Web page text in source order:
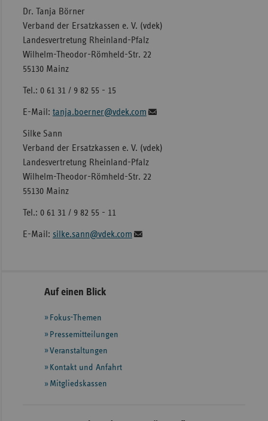
Dr. Tanja Börner
Verband der Ersatzkassen e. V. (vdek)
Landesvertretung Rheinland-Pfalz
Wilhelm-Theodor-Römheld-Str. 22
55130 Mainz
Tel.: 0 61 31 / 9 82 55 - 15
E-Mail: tanja.boerner@vdek.com
Silke Sann
Verband der Ersatzkassen e. V. (vdek)
Landesvertretung Rheinland-Pfalz
Wilhelm-Theodor-Römheld-Str. 22
55130 Mainz
Tel.: 0 61 31 / 9 82 55 - 11
E-Mail: silke.sann@vdek.com
Seitennavigation
Seitenleiste
weiteren
Informationen
Auf einen Blick
Fokus-Themen
Pressemitteilungen
Veranstaltungen
Kontakt und Anfahrt
Mitgliedskassen